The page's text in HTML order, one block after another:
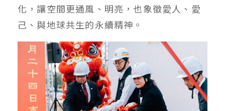
化，讓空間更通風、明亮，也象徵愛人、愛
己、與地球共生的永續精神。